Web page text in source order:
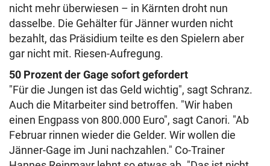
nicht mehr überwiesen – in Kärnten droht nun
dasselbe. Die Gehälter für Jänner wurden nicht
bezahlt, das Präsidium teilte es den Spielern aber
gar nicht mit. Riesen-Aufregung.
50 Prozent der Gage sofort gefordert
"Für die Jungen ist das Geld wichtig", sagt Schranz.
Auch die Mitarbeiter sind betroffen. "Wir haben
einen Engpass von 800.000 Euro", sagt Canori. "Ab
Februar rinnen wieder die Gelder. Wir wollen die
Jänner-Gage im Juni nachzahlen." Co-Trainer